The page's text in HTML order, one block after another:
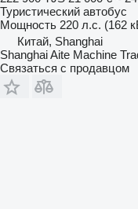
Туристический автобус
Мощность 220 л.с. (162
Китай, Shanghai
Shanghai Aite Machine
Связаться с продавцом